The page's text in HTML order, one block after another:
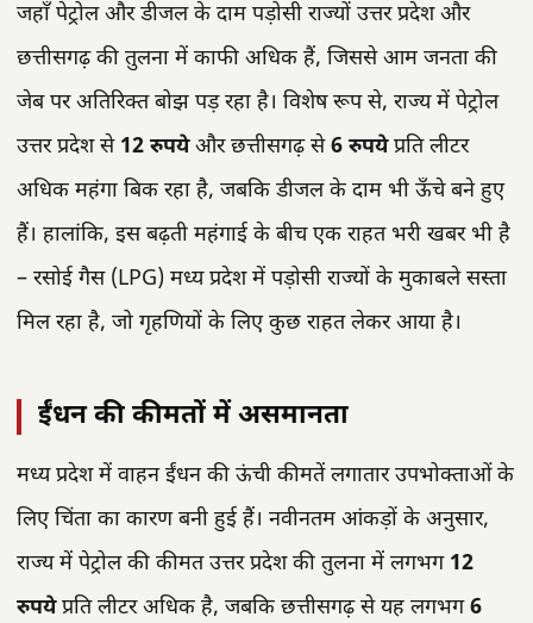
जहाँ पेट्रोल और डीजल के दाम पड़ोसी राज्यों उत्तर प्रदेश और
छत्तीसगढ़ की तुलना में काफी अधिक हैं, जिससे आम जनता की
जेब पर अतिरिक्त बोझ पड़ रहा है। विशेष रूप से, राज्य में पेट्रोल
उत्तर प्रदेश से 12 रुपयेऔर छत्तीसगढ़ से6 रुपयेप्रति लीटर
अधिक महंगा बिक रहा है, जबकि डीजल के दाम भी ऊँचे बने हुए
हैं। हालांकि, इस बढ़ती महंगाई के बीच एक राहत भरी खबर भी है
– रसोई गैस (LPG) मध्य प्रदेश में पड़ोसी राज्यों के मुकाबले सस्ता
मिल रहा है, जो गृहणियों के लिए कुछ राहत लेकर आया है।
ईंधन की कीमतों में असमानता
मध्य प्रदेश में वाहन ईंधन की ऊंची कीमतें लगातार उपभोक्ताओं के
लिए चिंता का कारण बनी हुई हैं। नवीनतम आंकड़ों के अनुसार,
राज्य में पेट्रोल की कीमत उत्तर प्रदेश की तुलना में लगभग 12
रुपयेप्रति लीटर अधिक है, जबकि छत्तीसगढ़ से यह लगभग6